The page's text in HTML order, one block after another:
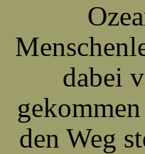
dabei
den Weg